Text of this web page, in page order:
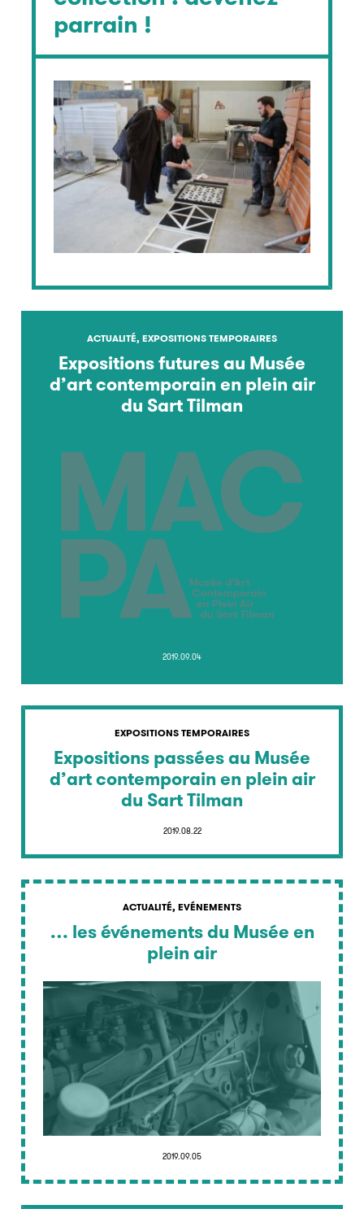
parrain !
ACTUALITÉ, EXPOSITIONS TEMPORAIRES
Expositions futures au Musée
d’art contemporain en plein air
du Sart Tilman
2019.09.04
EXPOSITIONS TEMPORAIRES
Expositions passées au Musée
d’art contemporain en plein air
du Sart Tilman
2019.08.22
ACTUALITÉ, EVÉNEMENTS
… les événements du Musée en
plein air
2019.09.05